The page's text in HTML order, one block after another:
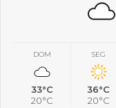
DOM
33°C
20°C
SEG
36°C
20°C